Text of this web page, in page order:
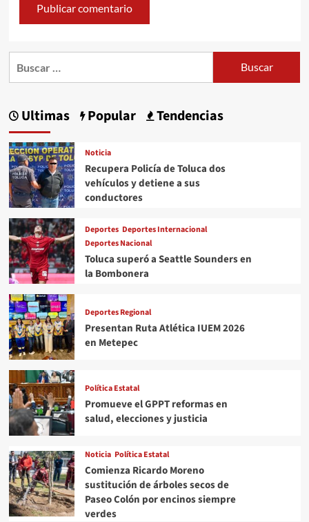
Ultimas Popular Tendencias
Noticia
Recupera Policía de Toluca dos
vehículos y detiene a sus
conductores
Deportes Deportes Internacional
Deportes Nacional
Toluca superó a Seattle Sounders en
la Bombonera
Deportes Regional
Presentan Ruta Atlética IUEM 2026
en Metepec
Política Estatal
Promueve el GPPT reformas en
salud, elecciones y justicia
Noticia Política Estatal
Comienza Ricardo Moreno
sustitución de árboles secos de
Paseo Colón por encinos siempre
verdes